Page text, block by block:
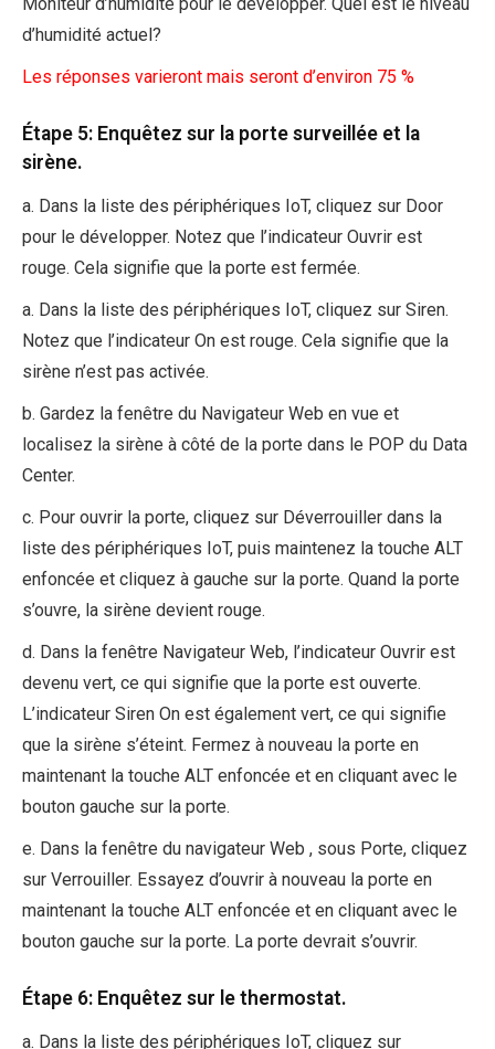
d’humidité actuel?
Les réponses varieront mais seront d’environ 75 %
Étape 5: Enquêtez sur la porte surveillée et la
sirène.
a. Dans la liste des périphériques IoT, cliquez sur Door
pour le développer. Notez que l’indicateur Ouvrir est
rouge. Cela signifie que la porte est fermée.
a. Dans la liste des périphériques IoT, cliquez sur Siren.
Notez que l’indicateur On est rouge. Cela signifie que la
sirène n’est pas activée.
b. Gardez la fenêtre du Navigateur Web en vue et
localisez la sirène à côté de la porte dans le POP du Data
Center.
c. Pour ouvrir la porte, cliquez sur Déverrouiller dans la
liste des périphériques IoT, puis maintenez la touche ALT
enfoncée et cliquez à gauche sur la porte. Quand la porte
s’ouvre, la sirène devient rouge.
d. Dans la fenêtre Navigateur Web, l’indicateur Ouvrir est
devenu vert, ce qui signifie que la porte est ouverte.
L’indicateur Siren On est également vert, ce qui signifie
que la sirène s’éteint. Fermez à nouveau la porte en
maintenant la touche ALT enfoncée et en cliquant avec le
bouton gauche sur la porte.
e. Dans la fenêtre du navigateur Web , sous Porte, cliquez
sur Verrouiller. Essayez d’ouvrir à nouveau la porte en
maintenant la touche ALT enfoncée et en cliquant avec le
bouton gauche sur la porte. La porte devrait s’ouvrir.
Étape 6: Enquêtez sur le thermostat.
a. Dans la liste des périphériques IoT, cliquez sur